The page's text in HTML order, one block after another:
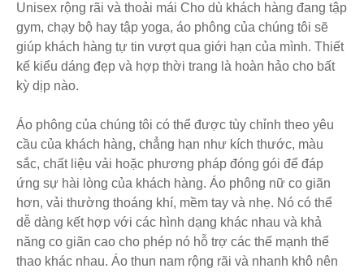
Unisex rộng rãi và thoải mái Cho dù khách hàng đang tập
gym, chạy bộ hay tập yoga, áo phông của chúng tôi sẽ
giúp khách hàng tự tin vượt qua giới hạn của mình. Thiết
kế kiểu dáng đẹp và hợp thời trang là hoàn hảo cho bất
kỳ dịp nào.
Áo phông của chúng tôi có thể được tùy chỉnh theo yêu
cầu của khách hàng, chẳng hạn như kích thước, màu
sắc, chất liệu vải hoặc phương pháp đóng gói để đáp
ứng sự hài lòng của khách hàng. Áo phông nữ co giãn
hơn, vải thường thoáng khí, mềm tay và nhẹ. Nó có thể
dễ dàng kết hợp với các hình dạng khác nhau và khả
năng co giãn cao cho phép nó hỗ trợ các thế mạnh thể
thao khác nhau. Áo thun nam rộng rãi và nhanh khô nên